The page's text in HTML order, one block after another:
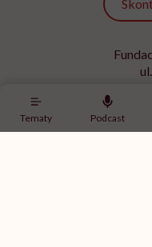
Tematy Podcast